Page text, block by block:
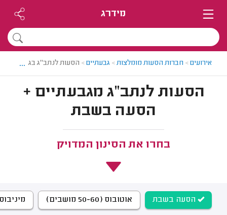
מידרג
אירועים> חברות הסעות מומלצות> גבעתיים> הסעות לנתב"ג בגבעתיים
...
הסעות לנתב"ג מגבעתיים +
הסעה בשבת
בחרו את הסינון המדויק
הסעה בשבת אוטובוס (50-60 מושבים) מיניבוס (14-23